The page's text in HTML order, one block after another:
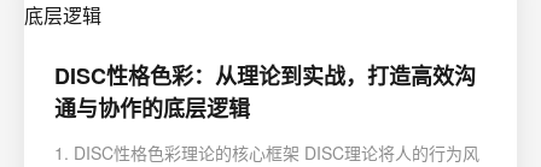
DISC性格色彩：从理论到实战，打造高效沟
通与协作的底层逻辑
1. DISC性格色彩理论的核心框架 DISC理论将人的行为风